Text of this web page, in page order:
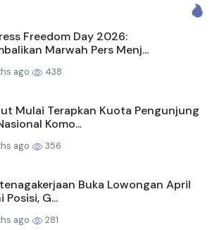
Freedom Day 2026:
Marwah Pers Menj...
ago 438
Mulai Terapkan Kuota Pengunjung
Komo...
ago 356
Buka Lowongan April
Posisi, G...
ago 281